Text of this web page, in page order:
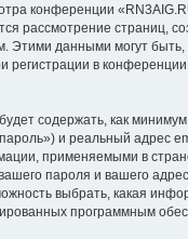
конференции
рассмотрение страниц,
Этими данными могут
регистрации в
содержать, как
и реальный адрес
применяемыми в
пароля и вашего
выбрать, какая
программным